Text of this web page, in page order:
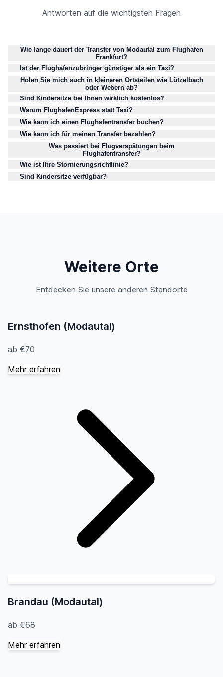
Antworten auf die wichtigsten Fragen
Wie lange dauert der Transfer von Modautal zum Flughafen
Frankfurt?
Ist der Flughafenzubringer günstiger als ein Taxi?
Holen Sie mich auch in kleineren Ortsteilen wie Lützelbach
oder Webern ab?
Sind Kindersitze bei Ihnen wirklich kostenlos?
Warum FlughafenExpress statt Taxi?
Wie kann ich einen Flughafentransfer buchen?
Wie kann ich für meinen Transfer bezahlen?
Was passiert bei Flugverspätungen beim
Flughafentransfer?
Wie ist Ihre Stornierungsrichtlinie?
Sind Kindersitze verfügbar?
Weitere Orte
Entdecken Sie unsere anderen Standorte
Ernsthofen (Modautal)
ab €70
Mehr erfahren
Brandau (Modautal)
ab €68
Mehr erfahren